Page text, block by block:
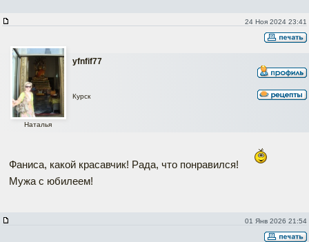
24 Ноя 2024 23:41
yfnfif77
Наталья
Курск
Фаниса, какой красавчик! Рада, что понравился!
Мужа с юбилеем!
01 Янв 2026 21:54